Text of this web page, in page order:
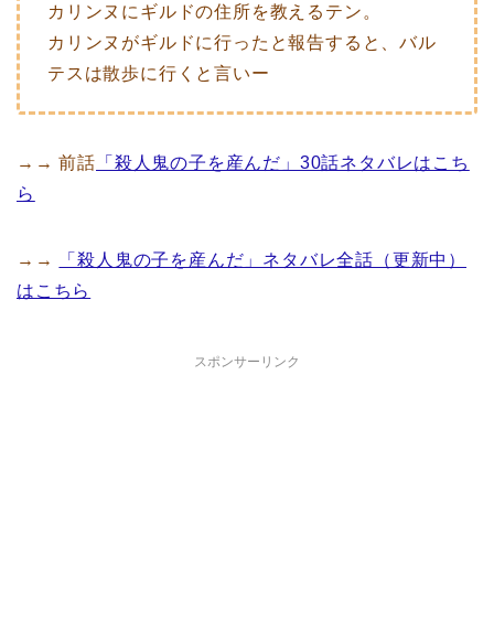
カリンヌにギルドの住所を教えるテン。
カリンヌがギルドに行ったと報告すると、バル
テスは散歩に行くと言いー
→→ 前話 「殺人鬼の子を産んだ」30話ネタバレはこち
ら
→→
「殺人鬼の子を産んだ」ネタバレ全話（更新中）
はこちら
スポンサーリンク